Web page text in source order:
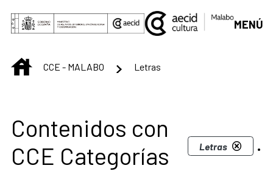
Saltar al contenido principal
MENÚ
INICIOCCE - MALABO Letras
Centro Cultural de
Contenidos con
CCE Categorías
Letras .